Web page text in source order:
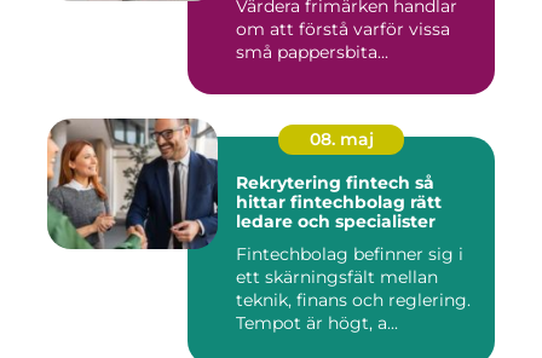
Värdera frimärken handlar
om att förstå varför vissa
små pappersbita...
08. maj
Rekrytering fintech så
hittar fintechbolag rätt
ledare och specialister
Fintechbolag befinner sig i
ett skärningsfält mellan
teknik, finans och reglering.
Tempot är högt, a...